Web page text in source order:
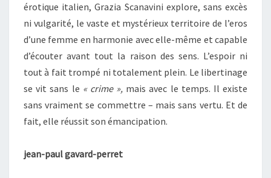
érotique italien, Grazia Scanavini explore, sans excès
ni vulgarité, le vaste et mystérieux territoire de l’eros
d’une femme en harmonie avec elle-même et capable
d’écouter avant tout la raison des sens. L’espoir ni
tout à fait trompé ni totalement plein. Le libertinage
se vit sans le « crime », mais avec le temps. Il existe
sans vraiment se commettre – mais sans vertu. Et de
fait, elle réussit son émancipation.
jean-paul gavard-perret